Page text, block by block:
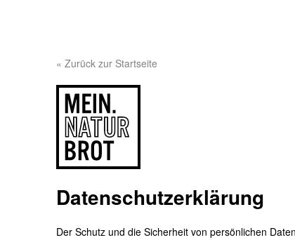
« Zurück zur Startseite
Datenschutzerklärung
Der Schutz und die Sicherheit von persönlichen